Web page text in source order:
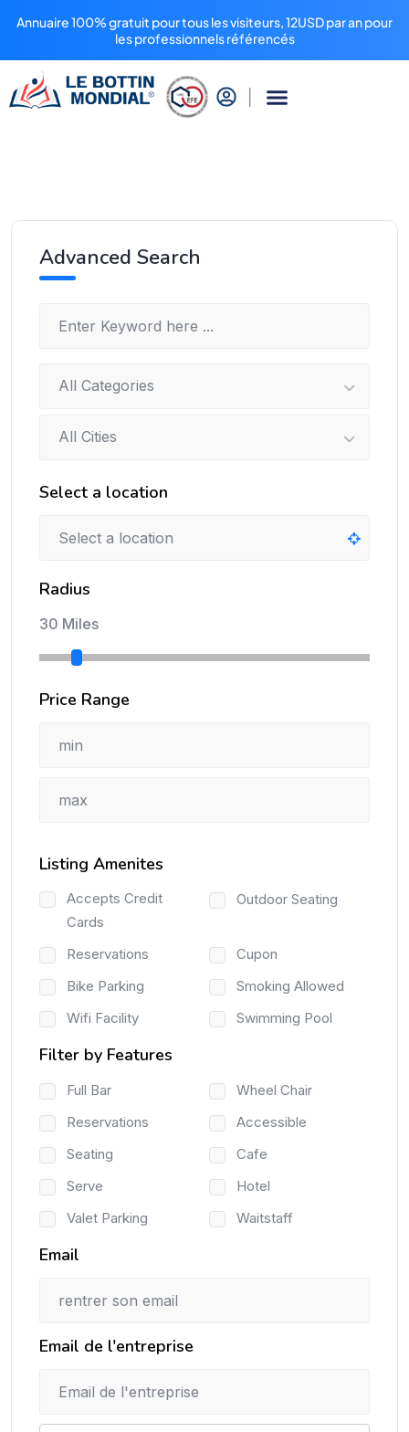
Annuaire 100% gratuit pour tous les visiteurs, 12USD par an pour
les professionnels référencés
Advanced Search
All Categories
All Cities
Select a location
Radius
30 Miles
Price Range
Listing Amenites
Accepts Credit
Cards
Outdoor Seating
Reservations
Cupon
Bike Parking
Smoking Allowed
Wifi Facility
Swimming Pool
Filter by Features
Full Bar
Wheel Chair
Reservations
Accessible
Seating
Cafe
Serve
Hotel
Valet Parking
Waitstaff
Email
Email de l'entreprise